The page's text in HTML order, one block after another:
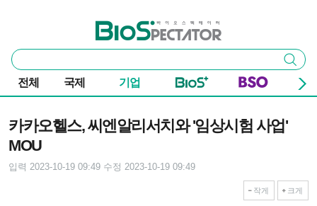
바이오스펙테이터
통
합
검
색
검색
전체 국제 기업
카카오헬스, 씨엔알리서치와 '임상시험 사업'
MOU
입력 2023-10-19 09:49 수정 2023-10-19 09:49
작게 크게